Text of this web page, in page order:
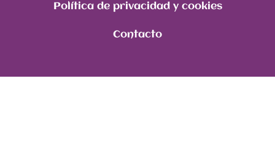
Política de privacidad y cookies
Contacto